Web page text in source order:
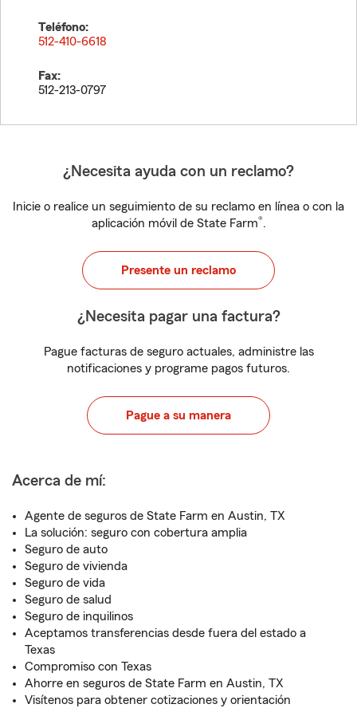
Teléfono:
512-410-6618
Fax:
512-213-0797
¿Necesita ayuda con un reclamo?
Inicie o realice un seguimiento de su reclamo en línea o con la
aplicación móvil de State Farm®.
Presente un reclamo
¿Necesita pagar una factura?
Pague facturas de seguro actuales, administre las
notificaciones y programe pagos futuros.
Pague a su manera
Acerca de mí:
Agente de seguros de State Farm en Austin, TX
La solución: seguro con cobertura amplia
Seguro de auto
Seguro de vivienda
Seguro de vida
Seguro de salud
Seguro de inquilinos
Aceptamos transferencias desde fuera del estado a
Texas
Compromiso con Texas
Ahorre en seguros de State Farm en Austin, TX
Visítenos para obtener cotizaciones y orientación